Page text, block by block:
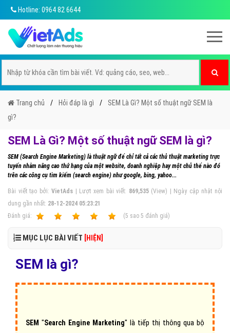
Hotline: 0964 82 6644
Trang chủ Hỏi đáp là gì
SEM Là Gì? Một số thuật ngữ SEM là
gì?
SEM Là Gì? Một số thuật ngữ SEM là gì?
SEM (Search Engine Marketing) là thuật ngữ để chỉ tất cả các thủ thuật marketing trực
tuyến nhằm nâng cao thứ hạng của một website, doanh nghiệp hay một chủ thể nào đó
trên các công cụ tìm kiếm (search engine) như google, bing, yahoo...
Bài viết tạo bởi:VietAds | Lượt xem bài viết: 869,535(View) | Ngày cập nhật nội
dung gần nhất: 28-12-2024 05:23:21
Ðánh giá:
(5 sao 5 đánh giá)
MỤC LỤC BÀI VIẾT [HIỆN]
SEM là gì?
SEM "Search Engine Marketing" là tiếp thị thông qua bộ